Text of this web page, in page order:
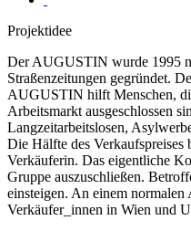
Projektidee
Der AUGUSTIN wurde 1995
Straßenzeitungen gegründet.
AUGUSTIN hilft Menschen,
Arbeitsmarkt ausgeschlossen
Langzeitarbeitslosen,
Die Hälfte des Verkaufspreises
Verkäuferin. Das eigentliche
Gruppe auszuschließen.
einsteigen. An einem
Verkäufer_innen in Wien und